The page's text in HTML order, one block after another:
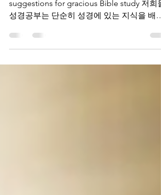
은혜로운 성경공부를 위한 몇가지 제안
성경공부는 단순히 성경에 있는 지식을 배우
는 교실 수업식 강의식 공부가 아닙니다. 말
에 나를 비추어 삶을 나누며 말씀앞에 내...